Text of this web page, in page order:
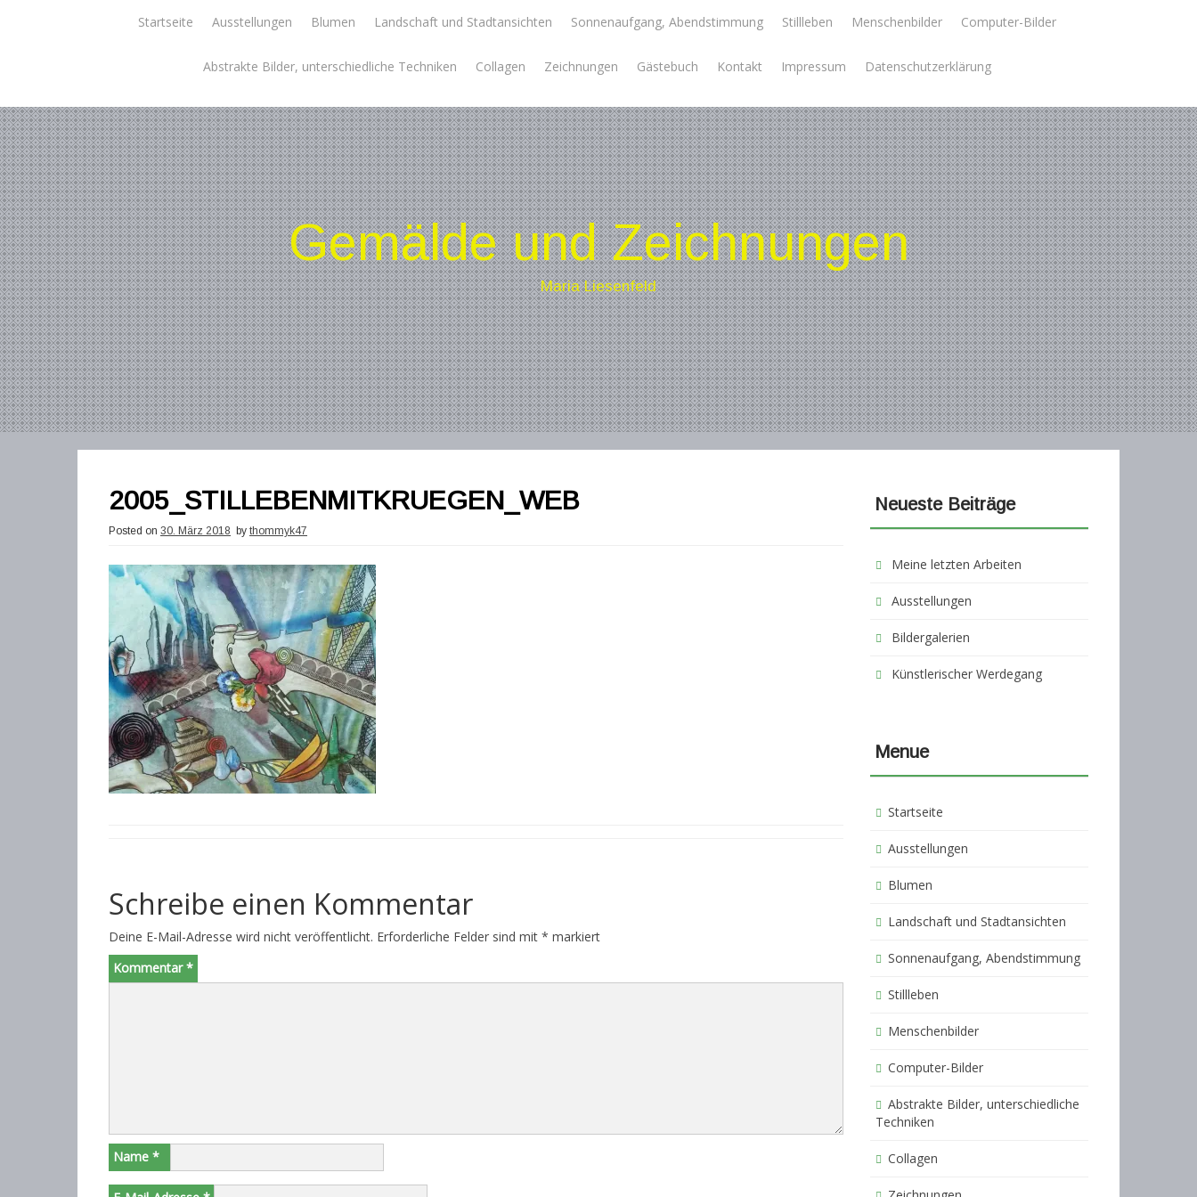
Startseite Ausstellungen Blumen Landschaft und Stadtansichten Sonnenaufgang, Abendstimmung Stillleben Menschenbilder Computer-Bilder
Abstrakte Bilder, unterschiedliche Techniken Collagen Zeichnungen Gästebuch Kontakt Impressum Datenschutzerklärung
Gemälde und Zeichnungen
Maria Liesenfeld
2005_STILLEBENMITKRUEGEN_WEB
Posted on 30. März 2018 by thommyk47
Schreibe einen Kommentar
Deine E-Mail-Adresse wird nicht veröffentlicht. Erforderliche Felder sind mit * markiert
Kommentar*
Name *
Neueste Beiträge
Meine letzten Arbeiten
Ausstellungen
Bildergalerien
Künstlerischer Werdegang
Menue
Startseite
Ausstellungen
Blumen
Landschaft und Stadtansichten
Sonnenaufgang, Abendstimmung
Stillleben
Menschenbilder
Computer-Bilder
Abstrakte Bilder, unterschiedliche
Techniken
Collagen